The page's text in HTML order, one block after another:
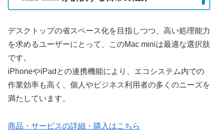
デスクトップの省スペース化を目指しつつ、高い処理能力
を求めるユーザーにとって、このMac miniは最適な選択肢
です。
iPhoneやiPadとの連携機能により、エコシステム内での
作業効率も高く、個人やビジネス利用者の多くのニーズを
満たしています。
商品・サービスの詳細・購入はこちら